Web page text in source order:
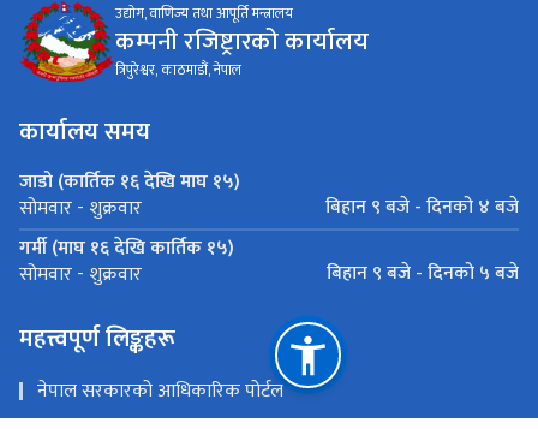
उद्योग, वाणिज्य तथा आपूर्ति मन्त्रालय
कम्पनी रजिष्ट्रारको कार्यालय
त्रिपुरेश्वर, काठमाडौं, नेपाल
कार्यालय समय
जाडो (कार्तिक १६ देखि माघ १५)
सोमवार - शुक्रवार
बिहान ९ बजे - दिनको ४ बजे
गर्मी (माघ १६ देखि कार्तिक १५)
सोमवार - शुक्रवार बिहान ९ बजे - दिनको ५ बजे
महत्त्वपूर्ण लिङ्कहरू
नेपाल सरकारको आधिकारिक पोर्टल